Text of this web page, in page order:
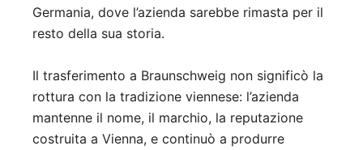
Germania, dove l’azienda sarebbe rimasta per il
resto della sua storia.
Il trasferimento a Braunschweig non significò la
rottura con la tradizione viennese: l’azienda
mantenne il nome, il marchio, la reputazione
costruita a Vienna, e continuò a produrre